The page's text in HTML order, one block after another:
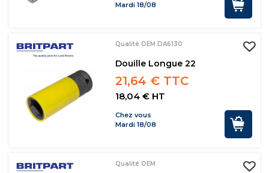
Mardi 18/08
Qualité OEM DA6130
Douille Longue 22
21,64 € TTC
18,04 € HT
Chez vous
Mardi 18/08
Qualité OEM